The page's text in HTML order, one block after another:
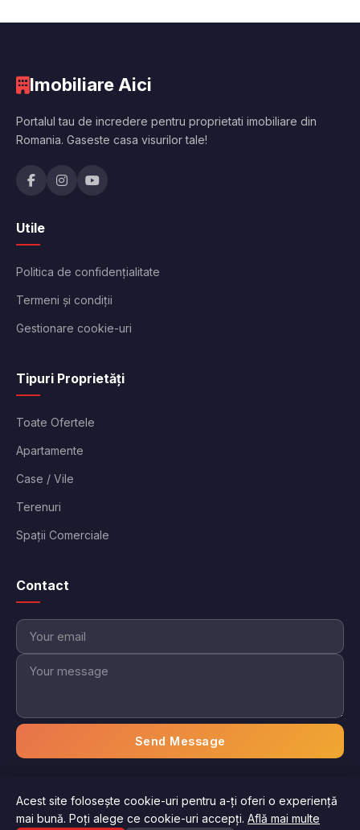
Imobiliare Aici
Portalul tau de incredere pentru proprietati imobiliare din
Romania. Gaseste casa visurilor tale!
Utile
Politica de confidențialitate
Termeni și condiții
Gestionare cookie-uri
Tipuri Proprietăți
Toate Ofertele
Apartamente
Case / Vile
Terenuri
Spații Comerciale
Contact
Send Message
© 2026 Imobiliare Aici. Toate drepturile rezervate.
Acest site folosește cookie-uri pentru a-ți oferi o experiență
mai bună. Poți alege ce cookie-uri accepți. Află mai multe